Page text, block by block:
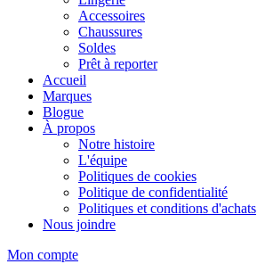
Accessoires
Chaussures
Soldes
Prêt à reporter
Accueil
Marques
Blogue
À propos
Notre histoire
L'équipe
Politiques de cookies
Politique de confidentialité
Politiques et conditions d'achats
Nous joindre
Mon compte